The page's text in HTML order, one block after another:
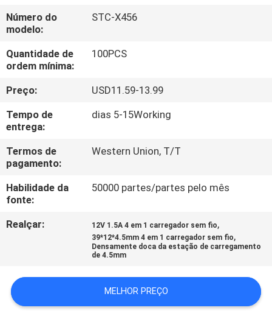
EXCURSÃO
DA
FÁBRICA
CONTROLE
DA
QUALIDADE
CONTACTE-
NOS
PEÇA
CITAÇÕES
Número do
modelo:
STC-X456
Quantidade de
ordem mínima:
100PCS
Preço:
USD11.59-13.99
Tempo de
entrega:
dias 5-15Working
Termos de
pagamento:
Western Union, T/T
Habilidade da
fonte:
50000 partes/partes pelo mês
Realçar: 12V 1.5A 4 em 1 carregador sem fio,
39*12*4.5mm 4 em 1 carregador sem fio,
Densamente doca da estação de carregamento
de 4.5mm
MELHOR PREÇO